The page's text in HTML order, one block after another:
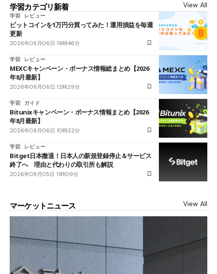
学習カテゴリ新着 View All
学習 レビュー
ビットコインを1万円分買ってみた！運用損益を毎週
更新
2026年08月06日 19時46分
学習 レビュー
MEXCキャンペーン・ボーナス情報総まとめ【2026
年8月最新】
2026年08月06日 12時29分
学習 ガイド
Bitunixキャンペーン・ボーナス情報まとめ【2026
年8月最新】
2026年08月06日 10時22分
学習 レビュー
Bitget日本撤退！日本人の新規登録停止＆サービス
終了へ 理由と代わりの取引所も解説
2026年08月05日 11時09分
マーケットニュース View All